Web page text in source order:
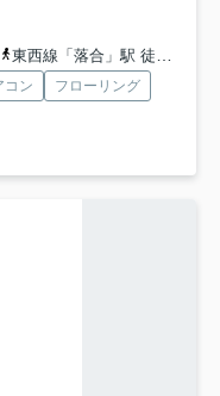
東西線「落合」駅 徒歩11分
コン
フローリング